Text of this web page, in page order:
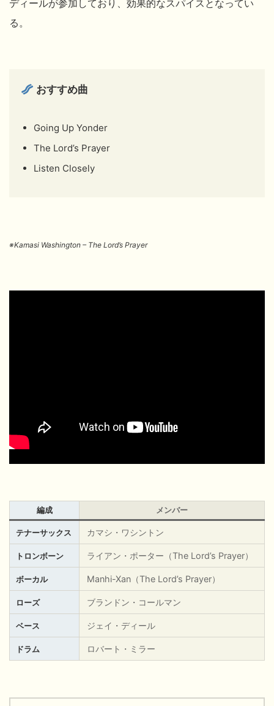
ディールが参加しており、効果的なスパイスとなってい
る。
おすすめ曲
Going Up Yonder
The Lord’s Prayer
Listen Closely
※Kamasi Washington – The Lord’s Prayer
編成 メンバー
テナーサックス カマシ・ワシントン
トロンボーン ライアン・ポーター（The Lord’s Prayer）
ボーカル Manhi-Xan（The Lord’s Prayer）
ローズ ブランドン・コールマン
ベース ジェイ・ディール
ドラム ロバート・ミラー